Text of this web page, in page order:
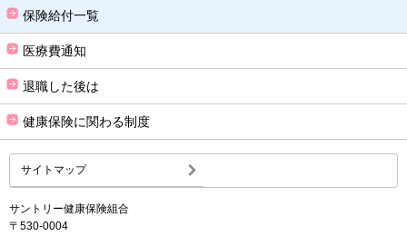
保険給付一覧
医療費通知
退職した後は
健康保険に関わる制度
サイトマップ
サントリー健康保険組合
〒530-0004